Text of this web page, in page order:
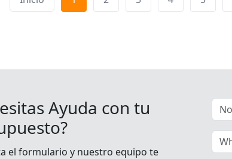
Ayuda con tu
el formulario y nuestro equipo te